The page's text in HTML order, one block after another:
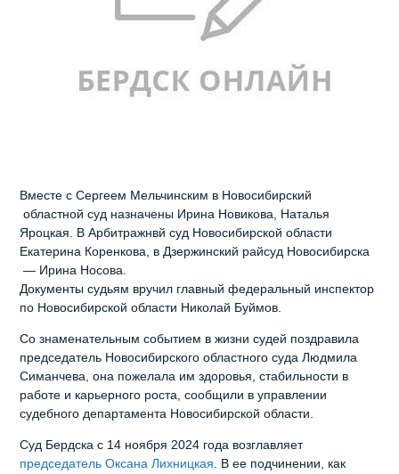
Вместе с Сергеем Мельчинским в Новосибирский
областной суд назначены Ирина Новикова, Наталья
Яроцкая. В Арбитражнвй суд Новосибирской области
Екатерина Коренкова, в Дзержинский райсуд Новосибирска
— Ирина Носова.
Документы судьям вручил главный федеральный инспектор
по Новосибирской области Николай Буймов.
Со знаменательным событием в жизни судей поздравила
председатель Новосибирского областного суда Людмила
Симанчева, она пожелала им здоровья, стабильности в
работе и карьерного роста, сообщили в управлении
судебного департамента Новосибирской области.
Суд Бердска с 14 ноября 2024 года возглавляет
председатель Оксана Лихницкая. В ее подчинении, как